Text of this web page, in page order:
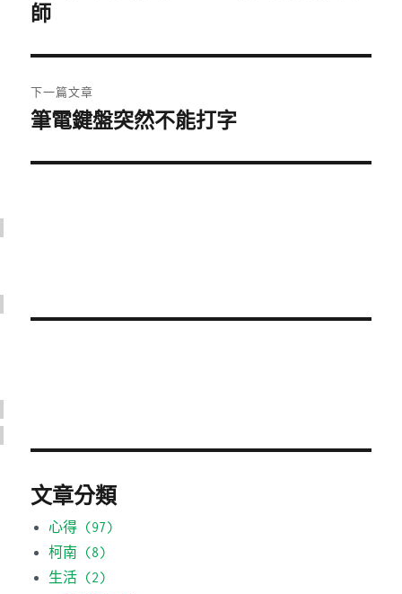
導
覽
一
文
章:
師
下一篇文章
下
篇
筆電鍵盤突然不能打字
文章分類
心得 (97)
柯南 (8)
生活 (2)